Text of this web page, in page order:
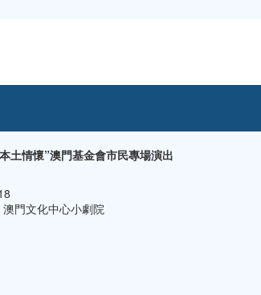
土情懷”澳門基金會市民專場演出
門文化中心小劇院